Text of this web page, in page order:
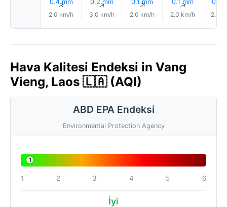
0.4 mm
↑
2.0 km/h
0.2 mm
↑
3.0 km/h
0.1 mm
↑
2.0 km/h
0.1 mm
↑
2.0 km/h
0.3
2.0
Hava Kalitesi Endeksi in Vang
Vieng, Laos 🇱🇦 (AQI)
ABD EPA Endeksi
Environmental Protection Agency
1
1 2 3 4 5 6
İyi